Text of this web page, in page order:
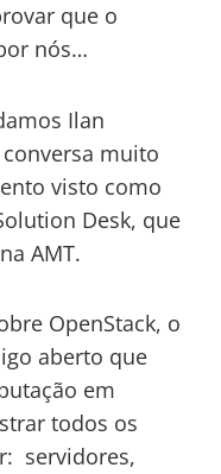
que o
nós…
Ilan
muito
visto como
Desk, que
AMT.
OpenStack, o
aberto que
em
todos os
servidores,